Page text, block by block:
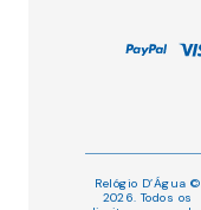
Relógio D’Água ©
2026. Todos os